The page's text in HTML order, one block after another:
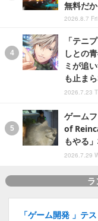
無料だ
2026.8.7
「テニ
しとの
ミが追
も止ま
2026.7.23
ゲーム
of
もやる
2026.7.29
ラ
「ゲーム開発 」テ